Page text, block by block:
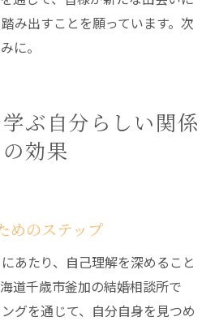
み出すことを願っています。次
に。
ぶ自分らしい関係
効果
めのステップ
あたり、自己理解を深めること
道千歳市釜加の結婚相談所で
グを通じて、自分自身を見つめ